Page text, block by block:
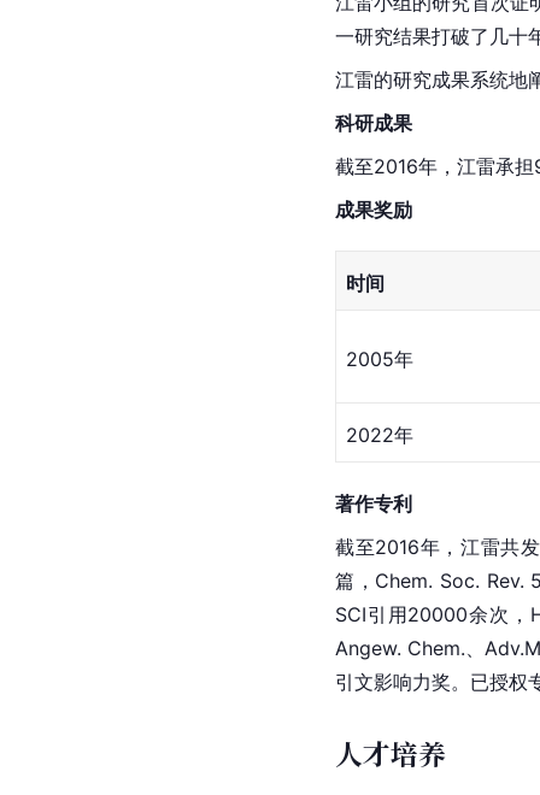
一研究结果打破了几十
江雷的研究成果系统地
科研成果
截至2016年，江雷承
成果奖励
时间
2005年
2022年
著作专利
截至2016年，江雷共
篇，Chem. Soc. Rev.
SCI引用20000余次，
Angew. Chem.、
引文影响力奖。已授权
人才培养